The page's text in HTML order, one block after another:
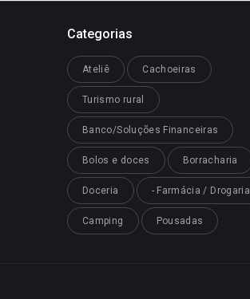
Categorias
Ateliê Cachoeiras
Turismo rural
Banco/Soluções Financeiras
Bolos e doces Borracharia
Doceria - Farmácia / Drogaria
Camping Pousadas